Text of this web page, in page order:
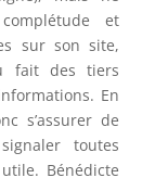
et
sur son site,
fait des tiers
En
s’assurer de
toutes
Bénédicte